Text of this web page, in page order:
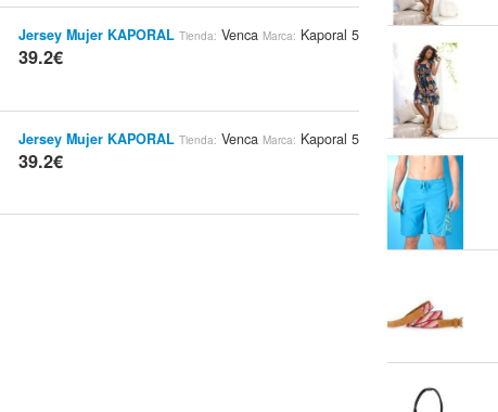
Jersey Mujer KAPORAL Tienda: VencaMarca: Kaporal 5
39.2€
Jersey Mujer KAPORAL Tienda: VencaMarca: Kaporal 5
39.2€